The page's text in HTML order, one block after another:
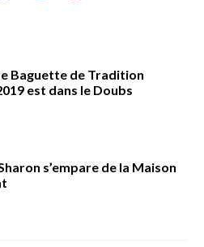
Baguette de Tradition
est dans le Doubs
s’empare de la Maison